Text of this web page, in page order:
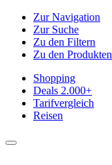
Zur Navigation
Zur Suche
Zu den Filtern
Zu den Produkten
Shopping
Deals 2.000+
Tarifvergleich
Reisen